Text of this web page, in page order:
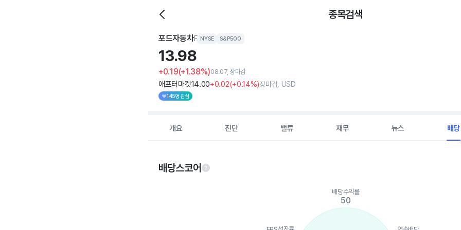
종목검색
포드자동차F NYSE S&P500
13.98
+0.19(+1.38%)08.07, 장마감
애프터마켓14.00+0.02(+0.14%)장마감, USD
145명 관심
개요 진단 밸류 재무 뉴스 배당
배당스코어
The chart has 1 Y axis displaying values. Data ranges from 13 to 100.
배당수익률
50